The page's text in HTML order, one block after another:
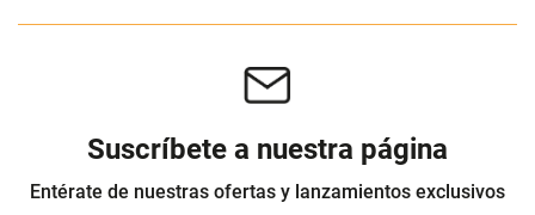
Suscríbete a nuestra página
Entérate de nuestras ofertas y lanzamientos exclusivos